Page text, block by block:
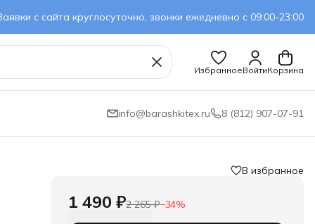
с сайта круглосуточно, звонки ежедневно с 09:00-23:00
ИзбранноеВойтиКорзина
info@barashkitex.ru 8 (812) 907-07-91
В избранное
1 490 ₽2 265 ₽−34%